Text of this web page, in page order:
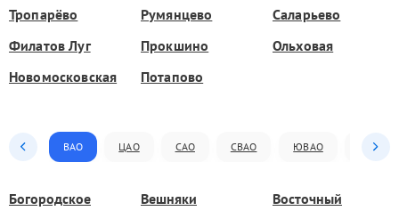
Тропарёво Румянцево
Саларьево
Филатов Луг
Прокшино
Ольховая
Новомосковская
Потапово
ВАО ЦАО САО СВАО ЮВАО ЮАО
Богородское Вешняки
Восточный